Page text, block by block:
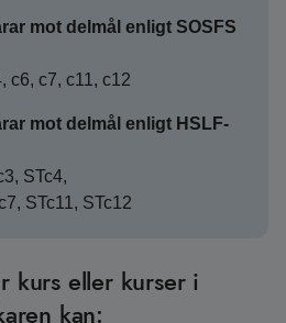
mot delmål enligt SOSFS
c6, c7, c11, c12
mot delmål enligt HSLF-
STc4,
STc11, STc12
kurs eller kurser i
kan: